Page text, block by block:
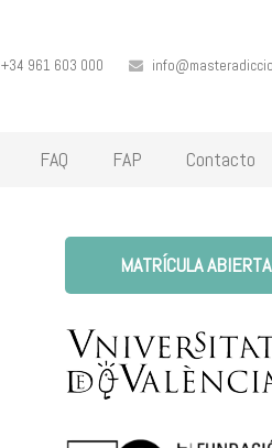
+34 961 603 000
FAQ FAP Contacto
MATRÍCULA ABIERTA